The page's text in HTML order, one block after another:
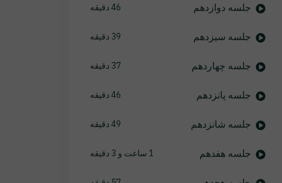
جلسه دوازدهم 46 دقیقه
جلسه سیزدهم 39 دقیقه
جلسه چهاردهم 37 دقیقه
جلسه پانزدهم 46 دقیقه
جلسه شانزدهم 49 دقیقه
جلسه هفدهم 1 ساعت و 3 دقیقه